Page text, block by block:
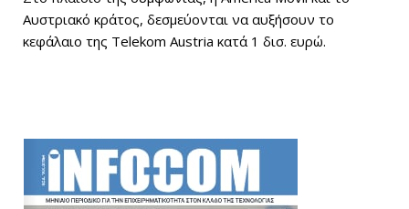
Αυστριακό κράτος, δεσμεύονται να αυξήσουν το
κεφάλαιο της Telekom Austria κατά 1 δισ. ευρώ.